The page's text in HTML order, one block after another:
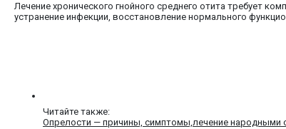
Лечение хронического гнойного среднего отита требует
устранение инфекции, восстановление нормального
Читайте также:
Опрелости — причины, симптомы,лечение народными